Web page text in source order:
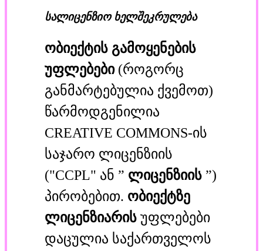
სალიცენზიო ხელშეკრულება
ობიექტის გამოყენების
უფლებები (როგორც
განმარტებულია ქვემოთ)
წარმოდგენილია
CREATIVE COMMONS-ის
საჯარო ლიცენზიის
("CCPL" ან ” ლიცენზიის ”)
პირობებით. ობიექტზე
ლიცენზიარის უფლებები
დაცულია საქართველოს